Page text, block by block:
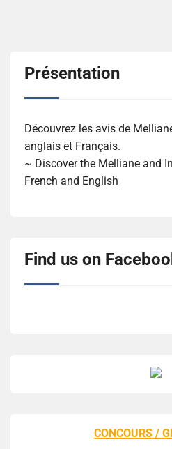
Présentation
Découvrez les avis de
anglais et Français.
~ Discover the Melliane and
French and English
Find us on
CONCOURS /